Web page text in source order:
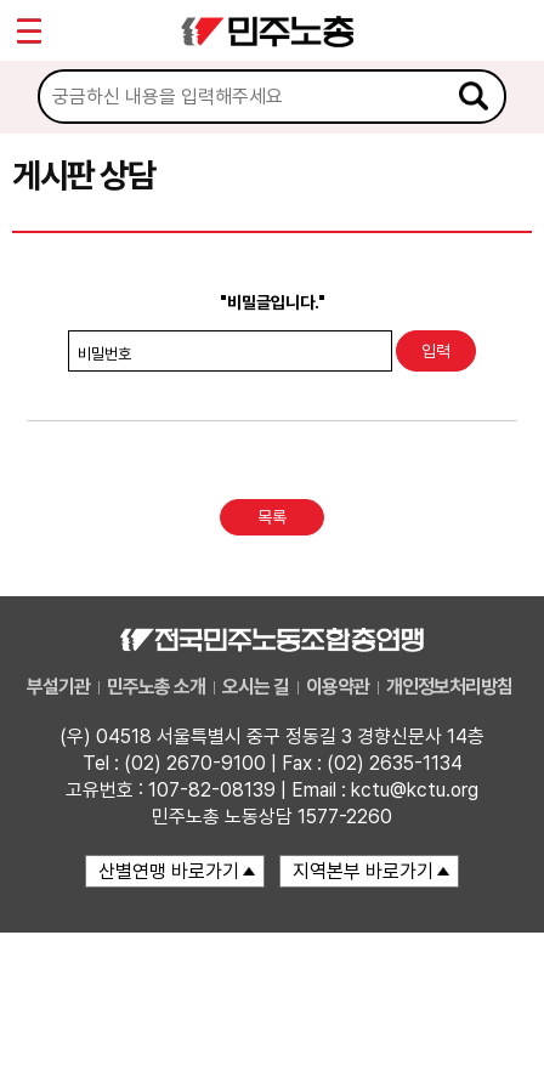
게시판 상담
"비밀글입니다."
비밀번호
목록
부설기관 민주노총 소개 오시는 길 이용약관 개인정보처리방침
(우) 04518 서울특별시 중구 정동길 3 경향신문사 14층
Tel : (02) 2670-9100 | Fax : (02) 2635-1134
고유번호 : 107-82-08139 | Email : kctu@kctu.org
민주노총 노동상담 1577-2260
마이페이지
소개
소식
노동상담
권리찾기수첩 검색
찾아보기
Sketchbook5, 스케치북5
Sketchbook5, 스케치북5